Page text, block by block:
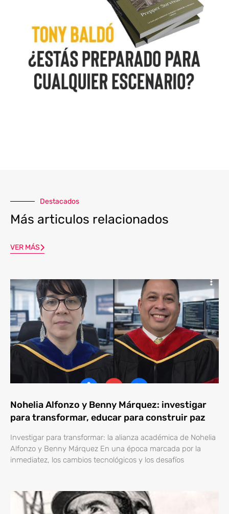
Destacados
Más articulos relacionados
VER MÁS
Nohelia Alfonzo y Benny Márquez: investigar
para transformar, educar para construir paz
Investigar para transformar: la alianza académica de Nohelia
Alfonzo y Benny Márquez En una época marcada por la
inmediatez, los cambios tecnológicos y los desafíos